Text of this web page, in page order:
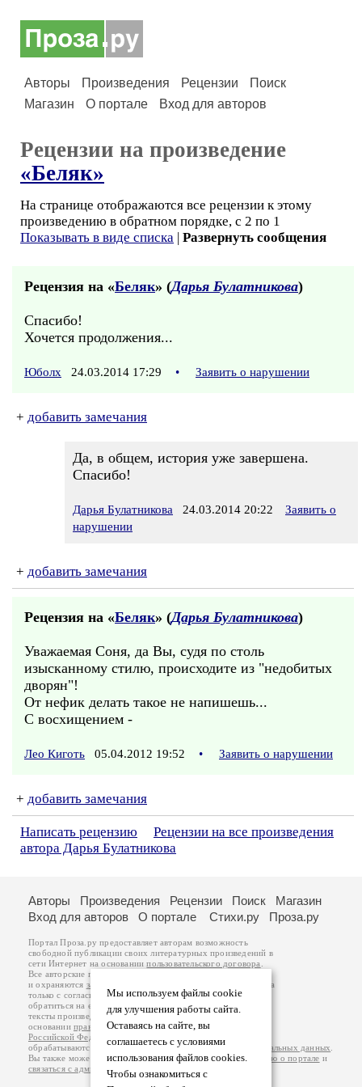
Авторы Произведения Рецензии
Поиск
Магазин
О портале Вход для авторов
Рецензии на произведение
«Беляк»
На странице отображаются все рецензии к этому
произведению в обратном порядке, с 2 по 1
Показывать в виде списка | Развернуть сообщения
Рецензия на «Беляк» (Дарья Булатникова)
Спасибо!
Хочется продолжения...
Юболх 24.03.2014 17:29 • Заявить о нарушении
+ добавить замечания
Да, в общем, история уже завершена.
Спасибо!
Дарья Булатникова 24.03.2014 20:22
Заявить о
нарушении
+ добавить замечания
Рецензия на «Беляк» (Дарья Булатникова)
Уважаемая Соня, да Вы, судя по столь
изысканному стилю, происходите из "недобитых
дворян"!
От нефик делать такое не напишешь...
С восхищением -
Лео Киготь 05.04.2012 19:52 • Заявить о нарушении
+ добавить замечания
Написать рецензию
Рецензии на все произведения
автора Дарья Булатникова
Мы используем файлы cookie
для улучшения работы сайта.
Оставаясь на сайте, вы
соглашаетесь с условиями
использования файлов cookies.
Чтобы ознакомиться с
Авторы Произведения Рецензии Поиск
Магазин
Вход для авторов
О портале Стихи.ру Проза.ру
Портал Проза.ру предоставляет авторам возможность
свободной публикации своих литературных произведений в
сети Интернет на основаниипользовательского договора
Все авторские права на произведения принадлежат авторам
и охраняются законом
. Перепечатка произведений возможна
только с согласия его автора, к которому вы можете
обратиться на его авторской странице. Ответственность за
тексты произведений авторы несут самостоятельно на
основанииправил публикацииизаконодательства
Российской Федерации
обрабатываются на основанииПолитики обработки персональных данных
Вы также можете посмотреть более подробнуюинформацию о портале и
связаться с администрацией